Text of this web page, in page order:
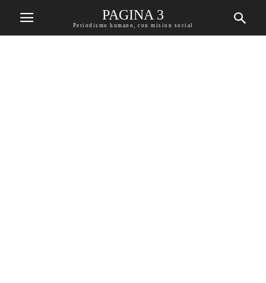
PAGINA 3
Periodismo humano, con mision social